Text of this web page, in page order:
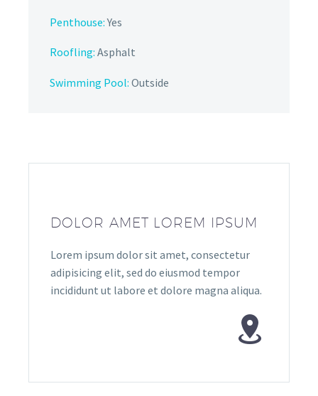
Penthouse:Yes
Roofling: Asphalt
Swimming Pool: Outside
DOLOR AMET LOREM IPSUM
Lorem ipsum dolor sit amet, consectetur
adipisicing elit, sed do eiusmod tempor
incididunt ut labore et dolore magna aliqua.

